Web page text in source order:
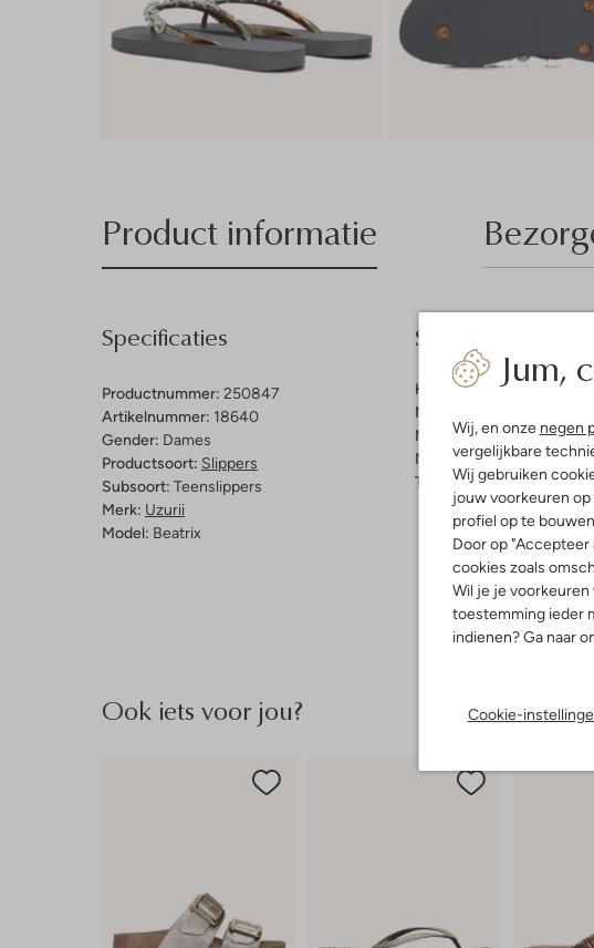
Jum,
Wij, en onze negen
vergelijkbare
Wij gebruiken
jouw voorkeuren
profiel op te
Door op "Accepteer
cookies zoals
Wil je je voorkeuren
toestemming ieder
indienen? Ga naar
Cookie-
Product informatie
Specificaties
Productnummer: 250847
Artikelnummer: 18640
Gender: Dames
Productsoort: Slippers
Subsoort: Teenslippers
Merk: Uzurii
Model: Beatrix
Samenstelling &
Kleur:Zilver
Materiaal buitenkant:
Materiaal binnenkant:
Materiaal zool:Rubber
Type neus:Ronde Neus
Ook iets voor jou?